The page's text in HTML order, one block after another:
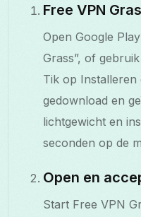
Free VPN
Open Google
Grass”, of
Tik op
gedownload en
lichtgewicht en
seconden op de
Open en
Start Free VPN